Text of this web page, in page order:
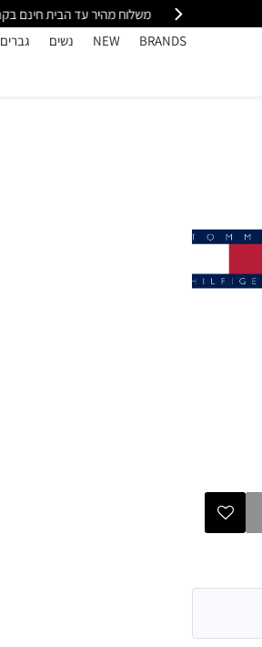
משלוח מהיר עד הבית חינם
BRANDS
NEW נשים גברים